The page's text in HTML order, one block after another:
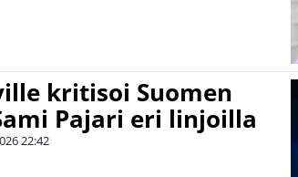
kritisoi Suomen
Pajari eri linjoilla
22:42